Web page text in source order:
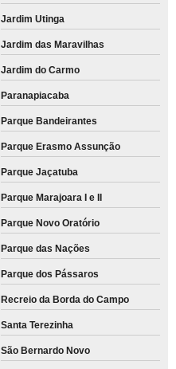
Jardim Utinga
Jardim das Maravilhas
Jardim do Carmo
Paranapiacaba
Parque Bandeirantes
Parque Erasmo Assunção
Parque Jaçatuba
Parque Marajoara I e II
Parque Novo Oratório
Parque das Nações
Parque dos Pássaros
Recreio da Borda do Campo
Santa Terezinha
São Bernardo Novo